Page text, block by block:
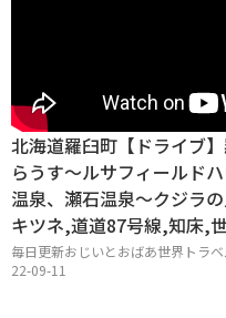
北海道羅臼町【ドライブ
らうす〜ルサフィールド
温泉、瀬石温泉〜クジラ
キツネ,道道87号線,知床,
毎日更新おじいとおばあ世界トラ
22-09-11